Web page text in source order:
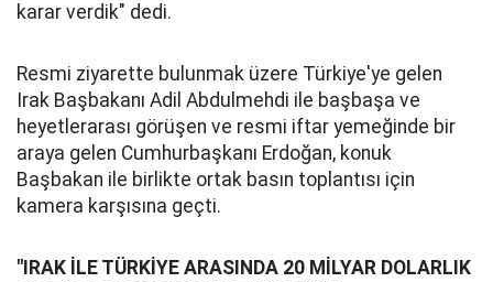
karar verdik" dedi.
Resmi ziyarette bulunmak üzere Türkiye'ye gelen
Irak Başbakanı Adil Abdulmehdi ile başbaşa ve
heyetlerarası görüşen ve resmi iftar yemeğinde bir
araya gelen Cumhurbaşkanı Erdoğan, konuk
Başbakan ile birlikte ortak basın toplantısı için
kamera karşısına geçti.
"IRAK İLE TÜRKİYE ARASINDA 20 MİLYAR DOLARLIK